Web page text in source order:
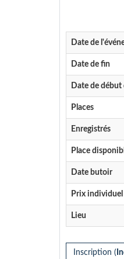
Date de
Date de fin
Date de
Places
Enregistrés
Place
Date butoir
Prix individuel
Lieu
Inscription (